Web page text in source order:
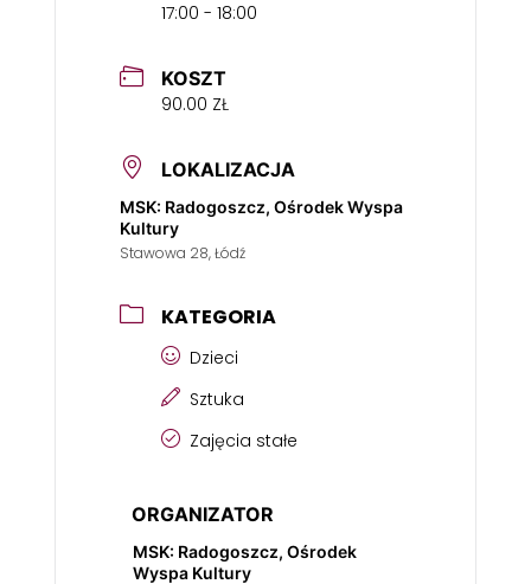
17:00 - 18:00
KOSZT
90.00 ZŁ
LOKALIZACJA
MSK: Radogoszcz, Ośrodek Wyspa
Kultury
Stawowa 28, Łódź
KATEGORIA
Dzieci
Sztuka
Zajęcia stałe
ORGANIZATOR
MSK: Radogoszcz, Ośrodek
Wyspa Kultury